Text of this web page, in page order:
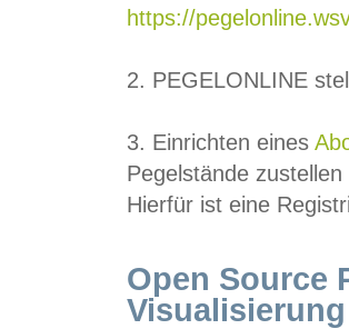
https://
2. PEGELONLINE
3. Einrichten eines
Pegelstände
Hierfür ist eine
Open Source
Visualisierung